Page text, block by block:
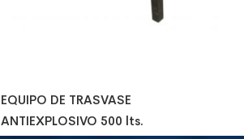
EQUIPO DE TRASVASE
ANTIEXPLOSIVO 500 lts.